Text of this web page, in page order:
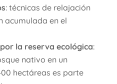
: técnicas de relajación
acumulada en el
la reserva ecológica:
nativo en un
hectáreas es parte